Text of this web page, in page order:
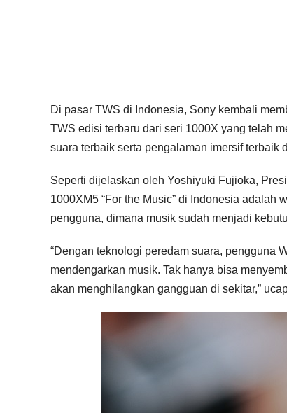
Di pasar TWS di Indonesia, Sony kembali
TWS edisi terbaru dari seri 1000X yang telah
suara terbaik serta pengalaman imersif terbaik
Seperti dijelaskan oleh Yoshiyuki Fujioka,
1000XM5 “For the Music” di Indonesia adalah
pengguna, dimana musik sudah menjadi
“Dengan teknologi peredam suara, pengguna
mendengarkan musik. Tak hanya bisa
akan menghilangkan gangguan di sekitar,”